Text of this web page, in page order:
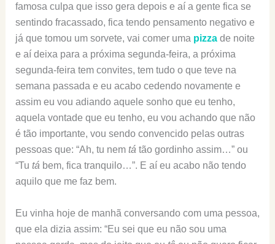
famosa culpa que isso gera depois e aí a gente fica se
sentindo fracassado, fica tendo pensamento negativo e
já que tomou um sorvete, vai comer uma pizzade noite
e aí deixa para a próxima segunda-feira, a próxima
segunda-feira tem convites, tem tudo o que teve na
semana passada e eu acabo cedendo novamente e
assim eu vou adiando aquele sonho que eu tenho,
aquela vontade que eu tenho, eu vou achando que não
é tão importante, vou sendo convencido pelas outras
pessoas que: “Ah, tu nem tá tão gordinho assim…” ou
“Tu tá bem, fica tranquilo…”. E aí eu acabo não tendo
aquilo que me faz bem.
Eu vinha hoje de manhã conversando com uma pessoa,
que ela dizia assim: “Eu sei que eu não sou uma